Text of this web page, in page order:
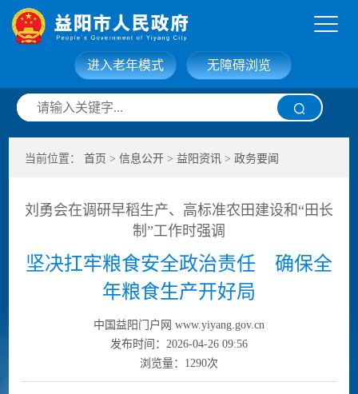
网站首页 走进益阳
信息公开 政务服务
无障碍浏览
进入老年模式
当前位置：首页 >信息公开 > 益阳资讯 >政务要闻
刘勇会在调研早稻生产、高标准农田建设和“田长
制”工作时强调
坚决扛牢粮食安全政治责任 确保全
年粮食生产开好局
中国益阳门户网 www.yiyang.gov.cn
发布时间：2026-04-26 09:56
浏览量： 1290次